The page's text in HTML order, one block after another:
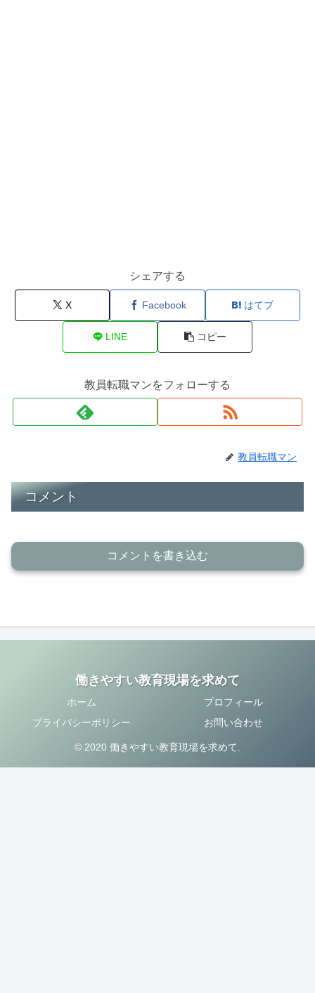
シェアする
X Facebook はてブ
LINE コピー
教員転職マンをフォローする
教員転職マン
コメント
コメントを書き込む
働きやすい教育現場を求めて
ホーム
プロフィール
プライバシーポリシー
お問い合わせ
© 2020 働きやすい教育現場を求めて.